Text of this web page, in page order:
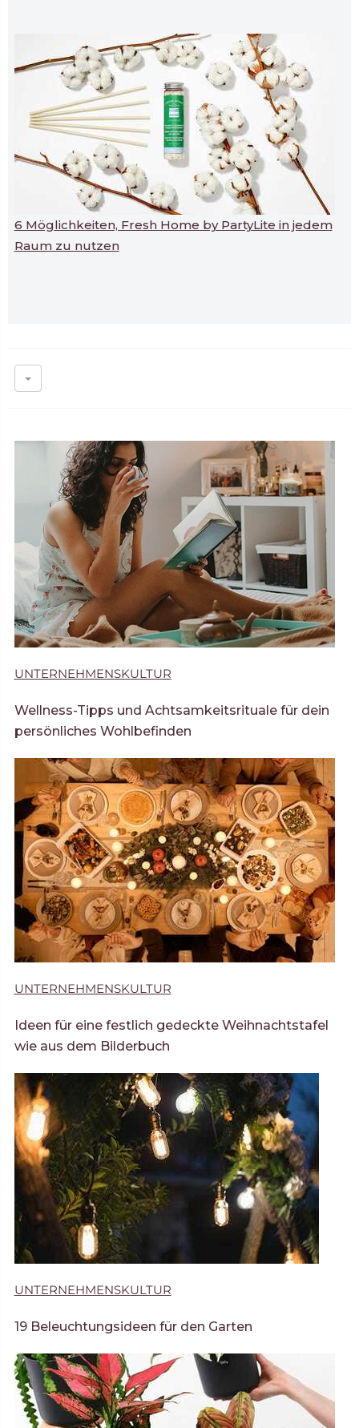
6 Möglichkeiten, Fresh Home by PartyLite in jedem
Raum zu nutzen
UNTERNEHMENSKULTUR
Wellness-Tipps und Achtsamkeitsrituale für dein
persönliches Wohlbefinden
UNTERNEHMENSKULTUR
Ideen für eine festlich gedeckte Weihnachtstafel
wie aus dem Bilderbuch
UNTERNEHMENSKULTUR
19 Beleuchtungsideen für den Garten